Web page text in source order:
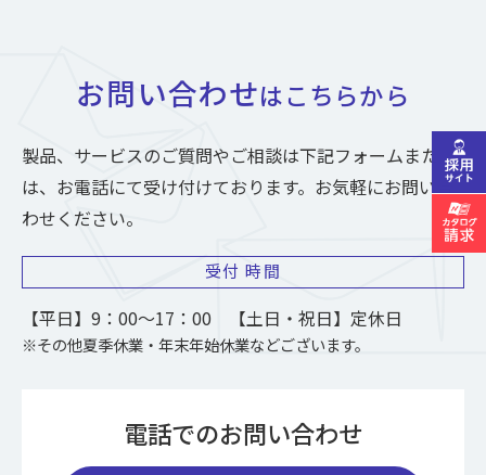
お問い合わせはこちらから
製品、サービスのご質問やご相談は下記フォームまた
は、お電話にて受け付けております。お気軽にお問い合
わせください。
受付 時間
【平日】9：00～17：00 【土日・祝日】定休日
※その他夏季休業・年末年始休業などございます。
電話でのお問い合わせ